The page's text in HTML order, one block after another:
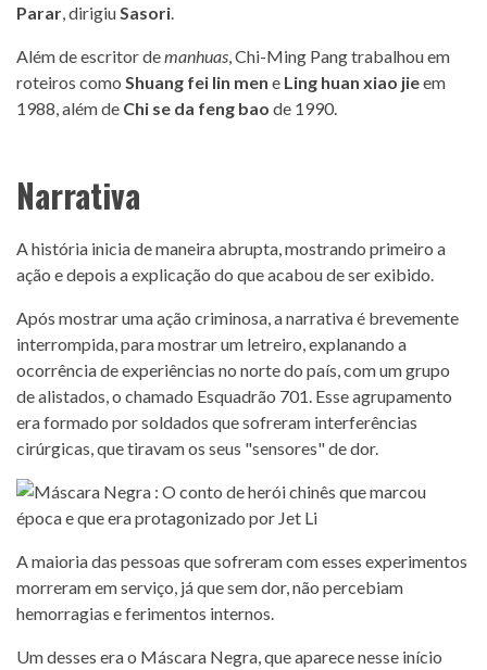
Parar , dirigiu Sasori
Além de escritor demanhuas , Chi-Ming Pang trabalhou em
roteiros como Shuang fei lin men e Ling huan xiao jieem
1988, além de Chi se da feng bao de 1990.
Narrativa
A história inicia de maneira abrupta, mostrando primeiro a
ação e depois a explicação do que acabou de ser exibido.
Após mostrar uma ação criminosa, a narrativa é brevemente
interrompida, para mostrar um letreiro, explanando a
ocorrência de experiências no norte do país, com um grupo
de alistados, o chamado Esquadrão 701. Esse agrupamento
era formado por soldados que sofreram interferências
cirúrgicas, que tiravam os seus "sensores" de dor.
A maioria das pessoas que sofreram com esses experimentos
morreram em serviço, já que sem dor, não percebiam
hemorragias e ferimentos internos.
Um desses era o Máscara Negra, que aparece nesse início